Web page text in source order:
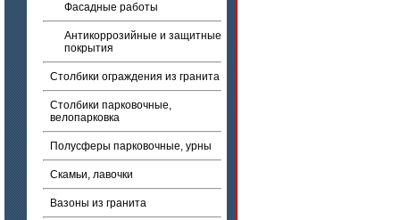
Фасадные работы
Антикоррозийные и защитные
покрытия
Столбики ограждения из гранита
Столбики парковочные,
велопарковка
Полусферы парковочные, урны
Скамьи, лавочки
Вазоны из гранита